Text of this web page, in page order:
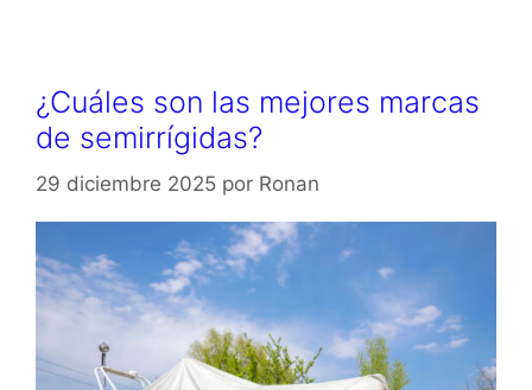
¿Cuáles son las mejores marcas
de semirrígidas?
29 diciembre 2025 por Ronan